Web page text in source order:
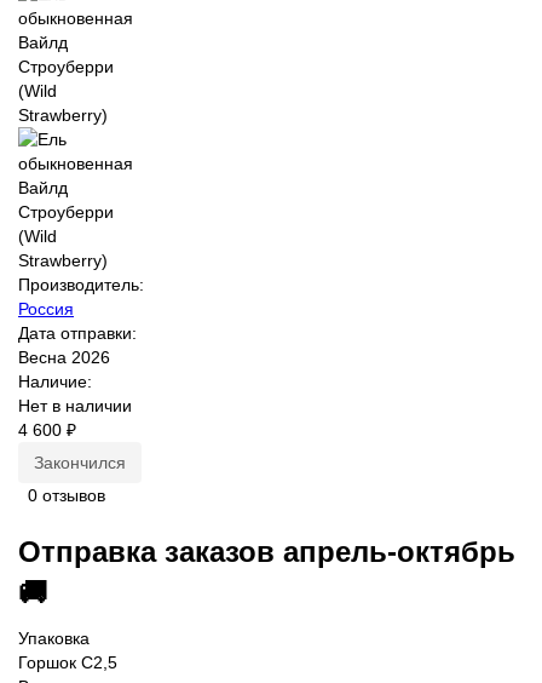
Производитель:
Россия
Дата отправки:
Весна 2026
Наличие:
Нет в наличии
4 600 ₽
Закончился
0 отзывов
Отправка заказов апрель-октябрь
🚚
Упаковка
Горшок С2,5